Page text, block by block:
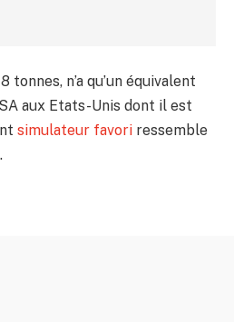
tonnes, n’a qu’un équivalent
aux Etats-Unis dont il est
simulateur favori ressemble